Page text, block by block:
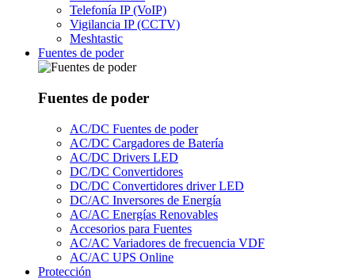
Telefonía IP (VoIP)
Vigilancia IP (CCTV)
Meshtastic
Fuentes de poder
Fuentes de poder
AC/DC Fuentes de poder
AC/DC Cargadores de Batería
AC/DC Drivers LED
DC/DC Convertidores
DC/DC Convertidores driver LED
DC/AC Inversores de Energía
AC/AC Energías Renovables
Accesorios para Fuentes
AC/AC Variadores de frecuencia VDF
AC/AC UPS Online
Protección